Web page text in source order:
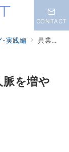
CONTACT
-実践編 異業種交流会とセミナー、人脈を増やすならどちらへ参加する？
を増や